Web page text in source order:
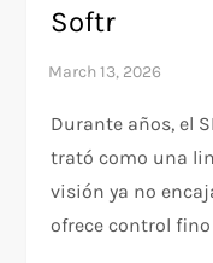
Softr
Durante años, el
trató como una
visión ya no
ofrece control fino